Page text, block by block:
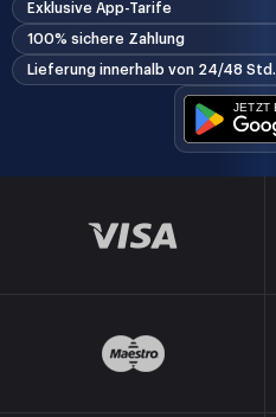
Exklusive App-Tarife
100% sichere Zahlung
Lieferung innerhalb von 24/48 Std.